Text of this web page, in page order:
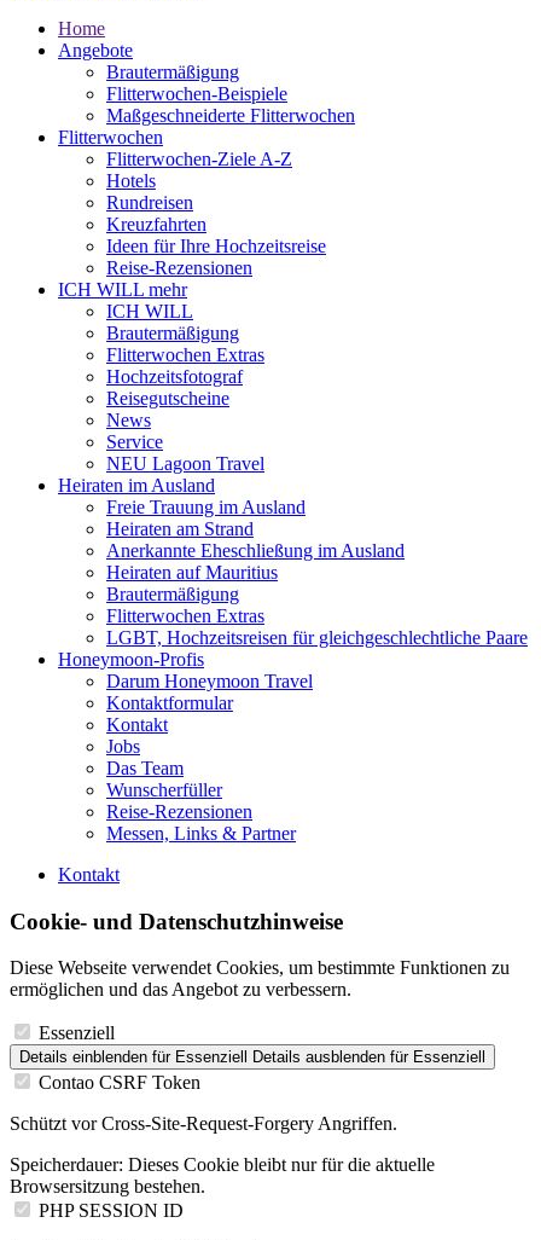
Home
Angebote
Brautermäßigung
Flitterwochen-Beispiele
Maßgeschneiderte Flitterwochen
Flitterwochen
Flitterwochen-Ziele A-Z
Hotels
Rundreisen
Kreuzfahrten
Ideen für Ihre Hochzeitsreise
Reise-Rezensionen
ICH WILL mehr
ICH WILL
Brautermäßigung
Flitterwochen Extras
Hochzeitsfotograf
Reisegutscheine
News
Service
NEU Lagoon Travel
Heiraten im Ausland
Freie Trauung im Ausland
Heiraten am Strand
Anerkannte Eheschließung im Ausland
Heiraten auf Mauritius
Brautermäßigung
Flitterwochen Extras
LGBT, Hochzeitsreisen für gleichgeschlechtliche Paare
Honeymoon-Profis
Darum Honeymoon Travel
Kontaktformular
Kontakt
Jobs
Das Team
Wunscherfüller
Reise-Rezensionen
Messen, Links & Partner
Kontakt
Cookie- und Datenschutzhinweise
Diese Webseite verwendet Cookies, um bestimmte Funktionen zu
ermöglichen und das Angebot zu verbessern.
Essenziell
Details einblenden für Essenziell Details ausblenden für Essenziell
Contao CSRF Token
Schützt vor Cross-Site-Request-Forgery Angriffen.
Speicherdauer: Dieses Cookie bleibt nur für die aktuelle
Browsersitzung bestehen.
PHP SESSION ID